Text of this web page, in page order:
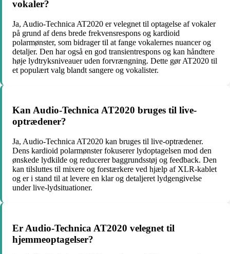
vokaler?
Ja, Audio-Technica AT2020 er velegnet til optagelse af vokaler
på grund af dens brede frekvensrespons og kardioid
polarmønster, som bidrager til at fange vokalernes nuancer og
detaljer. Den har også en god transientrespons og kan håndtere
høje lydtryksniveauer uden forvrængning. Dette gør AT2020 til
et populært valg blandt sangere og vokalister.
Kan Audio-Technica AT2020 bruges til live-
optrædener?
Ja, Audio-Technica AT2020 kan bruges til live-optrædener.
Dens kardioid polarmønster fokuserer lydoptagelsen mod den
ønskede lydkilde og reducerer baggrundsstøj og feedback. Den
kan tilsluttes til mixere og forstærkere ved hjælp af XLR-kablet
og er i stand til at levere en klar og detaljeret lydgengivelse
under live-lydsituationer.
Er Audio-Technica AT2020 velegnet til
hjemmeoptagelser?